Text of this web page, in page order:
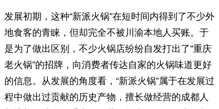
发展初期，这种“新派火锅”在短时间内得到了不少外
地食客的青睐，但却完全不被川渝本地人买账。于
是为了做出区别，不少火锅店纷纷自发打出了“重庆
老火锅”的招牌，向消费者传达自家的火锅味道更好
的信息。从发展的角度看，“新派火锅”属于在发展过
程中做出过贡献的历史产物，擅长做经营的成都人